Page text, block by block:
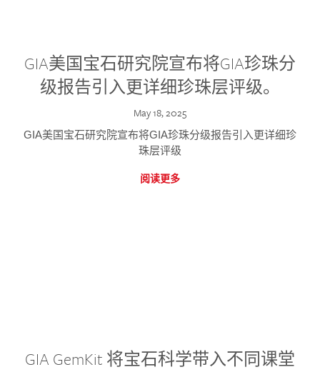
GIA美国宝石研究院宣布将GIA珍珠分
级报告引入更详细珍珠层评级。
May 18, 2025
GIA美国宝石研究院宣布将GIA珍珠分级报告引入更详细珍
珠层评级
阅读更多
GIA GemKit 将宝石科学带入不同课堂